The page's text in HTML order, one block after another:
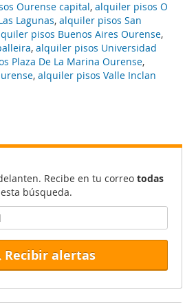
Ourense capital, alquiler pisos O
Lagunas, alquiler pisos San
pisos Buenos Aires Ourense,
, alquiler pisos Universidad
Plaza De La Marina Ourense,
, alquiler pisos Valle Inclan
Recibe en tu correo todas
búsqueda.
Recibir alertas